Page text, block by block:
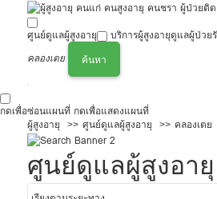
ศูนย์ดูแลผู้สูงอายุ บริการผู้สูงอายุดูแลผู้ป่วย
คลองเตย
ค้นหา
กดเพื่อซ่อนแผนที่ กดเพื่อแสดงแผนที่
ผู้สูงอายุ
ศูนย์ดูแลผู้สูงอายุ คลองเตย
ศูนย์ดูแลผู้สูงอา